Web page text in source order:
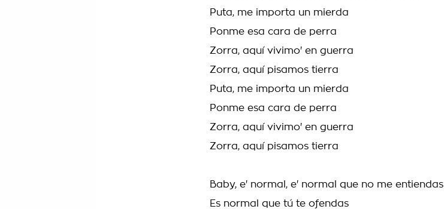
Puta, me importa un mierda
Ponme esa cara de perra
Zorra, aquí vivimo' en guerra
Zorra, aquí pisamos tierra
Puta, me importa un mierda
Ponme esa cara de perra
Zorra, aquí vivimo' en guerra
Zorra, aquí pisamos tierra
Baby, e' normal, e' normal que no me entiendas
Es normal que tú te ofendas